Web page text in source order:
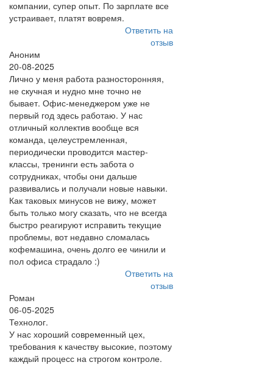
компании, супер опыт. По зарплате все
устраивает, платят вовремя.
Ответить на
отзыв
Аноним
20-08-2025
Лично у меня работа разносторонняя,
не скучная и нудно мне точно не
бывает. Офис-менеджером уже не
первый год здесь работаю. У нас
отличный коллектив вообще вся
команда, целеустремленная,
периодически проводится мастер-
классы, тренинги есть забота о
сотрудниках, чтобы они дальше
развивались и получали новые навыки.
Как таковых минусов не вижу, может
быть только могу сказать, что не всегда
быстро реагируют исправить текущие
проблемы, вот недавно сломалась
кофемашина, очень долго ее чинили и
пол офиса страдало :)
Ответить на
отзыв
Роман
06-05-2025
Технолог.
У нас хороший современный цех,
требования к качеству высокие, поэтому
каждый процесс на строгом контроле.